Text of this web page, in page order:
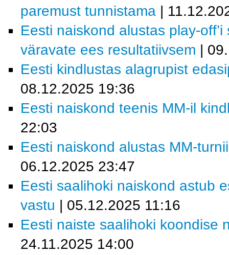
paremust tunnistama |
Eesti naiskond alustas play-
väravate ees resultatiivsem |
Eesti kindlustas alagrupist
08.12.2025 19:36
Eesti naiskond teenis MM-il
22:03
Eesti naiskond alustas MM-
06.12.2025 23:47
Eesti saalihoki naiskond astub
vastu | 05.12.2025 11:16
Eesti naiste saalihoki koondise
24.11.2025 14:00